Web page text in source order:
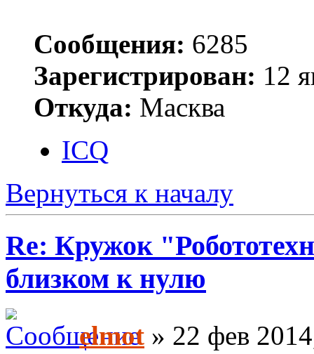
Сообщения: 6285
Зарегистрирован: 12
Откуда: Масква
ICQ
Вернуться к началу
Re: Кружок
близком к нулю
elmot » 22 фев